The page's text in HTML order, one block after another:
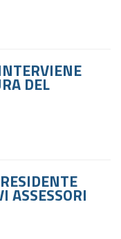
DEL
ASSESSORI